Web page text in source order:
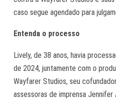
caso segue agendado para
Entenda o processo
Lively, de 38 anos, havia
de 2024, juntamente com o
Wayfarer Studios, seu
assessoras de imprensa Jennifer